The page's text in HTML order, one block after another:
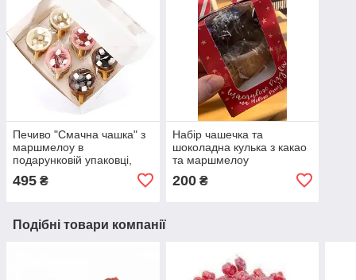
Печиво "Смачна чашка" з
маршмелоу в
подарунковій упаковці,
495 ₴
Набір чашечка та
шоколадна кулька з какао
та маршмелоу
200₴
Подібні товари компанії